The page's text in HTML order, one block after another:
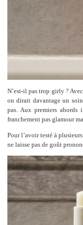
N’est-il pas trop girly ?
on dirait davantage un
pas. Aux premiers abords
franchement pas glamour
Pour l’avoir testé à
ne laisse pas de goût